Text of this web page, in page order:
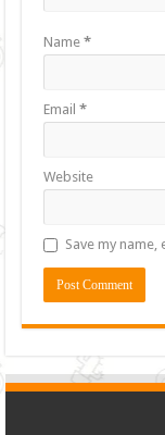
Name*
Email*
Website
Save my